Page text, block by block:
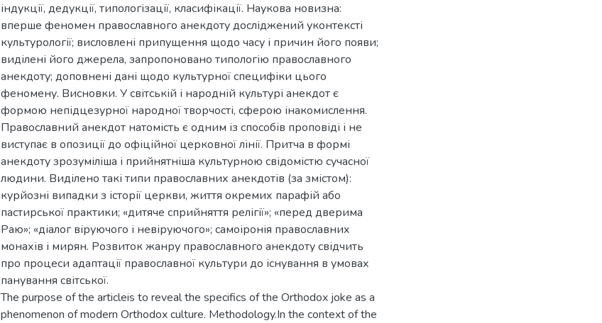
індукції, дедукції, типологізації, класифікації. Наукова новизна:
вперше феномен православного анекдоту досліджений уконтексті
культурології; висловлені припущення щодо часу і причин його появи;
виділені його джерела, запропоновано типологію православного
анекдоту; доповнені дані щодо культурної специфіки цього
феномену. Висновки. У світській і народній культурі анекдот є
формою непідцезурної народної творчості, сферою інакомислення.
Православний анекдот натомість є одним із способів проповіді і не
виступає в опозиції до офіційної церковної лінії. Притча в формі
анекдоту зрозуміліша і прийнятніша культурною свідомістю сучасної
людини. Виділено такі типи православних анекдотів (за змістом):
курйозні випадки з історії церкви, життя окремих парафій або
пастирської практики; «дитяче сприйняття релігії»; «перед дверима
Раю»; «діалог віруючого і невіруючого»; самоіронія православних
монахів і мирян. Розвиток жанру православного анекдоту свідчить
про процеси адаптації православної культури до існування в умовах
панування світської.
The purpose of the articleis to reveal the specifics of the Orthodox joke as a
phenomenon of modern Orthodox culture. Methodology.In the context of the